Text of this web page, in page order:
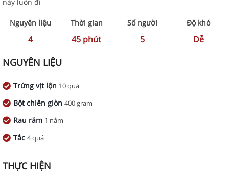
Nguyên liệu
4
Thời gian
45 phút
Số người
5
Độ khó
Dễ
NGUYÊN LIỆU
Trứng vịt lộn 10 quả
Bột chiên giòn 400 gram
Rau răm 1 nắm
Tắc 4 quả
THỰC HIỆN